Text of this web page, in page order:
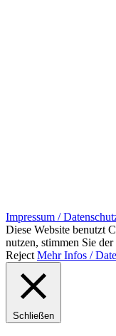
Impressum /
Diese Website benutzt
nutzen, stimmen Sie
Reject Mehr Infos /
Schließen